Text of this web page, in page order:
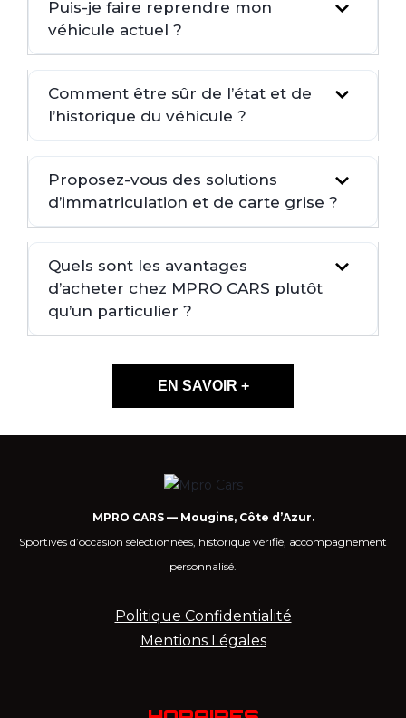
Puis-je faire reprendre mon
véhicule actuel ?
Comment être sûr de l’état et de
l’historique du véhicule ?
Proposez-vous des solutions
d’immatriculation et de carte grise ?
Quels sont les avantages
d’acheter chez MPRO CARS plutôt
qu’un particulier ?
EN SAVOIR +
MPRO CARS — Mougins, Côte d’Azur.
Sportives d’occasion sélectionnées, historique vérifié, accompagnement
personnalisé.
Politique Confidentialité
Mentions Légales